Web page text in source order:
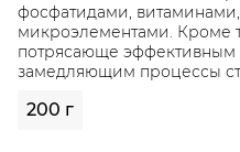
фосфатидами,
микроэлементами. Кроме
потрясающе эффективным
замедляющим процессы
200 г